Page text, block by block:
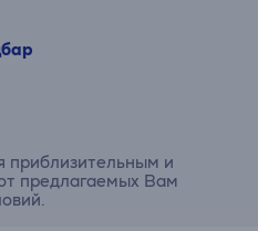
приблизительным и
предлагаемых Вам